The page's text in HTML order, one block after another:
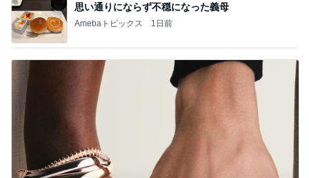
思い通りにならず不穏になった義母
Amebaトピックス 1日前